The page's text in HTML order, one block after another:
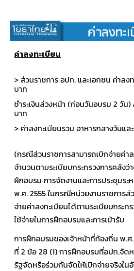
ค่าลงทะเบียน
> ส่วนราชการ อปท. และเอกชน ค่าลง
บาท
ชำระเงินล่วงหน้า (ก่อนวันอบรม 2 วัน
บาท
> ค่าลงทะเบียนรวม อาหารกลางวันแล
(กรณีส่วนราชการสามารถเบิกจ่ายค่า
จำนวนตามระเบียบกระทรวงการคลังว่
ฝึกอบรม การจัดงานและการประชุมระ
พ.ศ. 2555 ในกรณีหน่วยงานราชการส่
จ่ายค่าลงทะเบียนได้ตามระเบียบกระ
ใช้จ่ายในการฝึกอบรมและการเข้ารับ
การฝึกอบรมของเจ้าหน้าที่ท้องถิ่น พ.
ที่ 2 ข้อ 28 (1) การฝึกอบรมที่อปท.จัด
รัฐจัดหรือร่วมกันจัดให้เบิกจ่ายจริงใ